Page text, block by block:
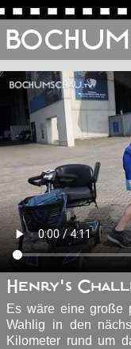
Henry's
Es wäre eine große
Wahlig in den
Kilometer rund um